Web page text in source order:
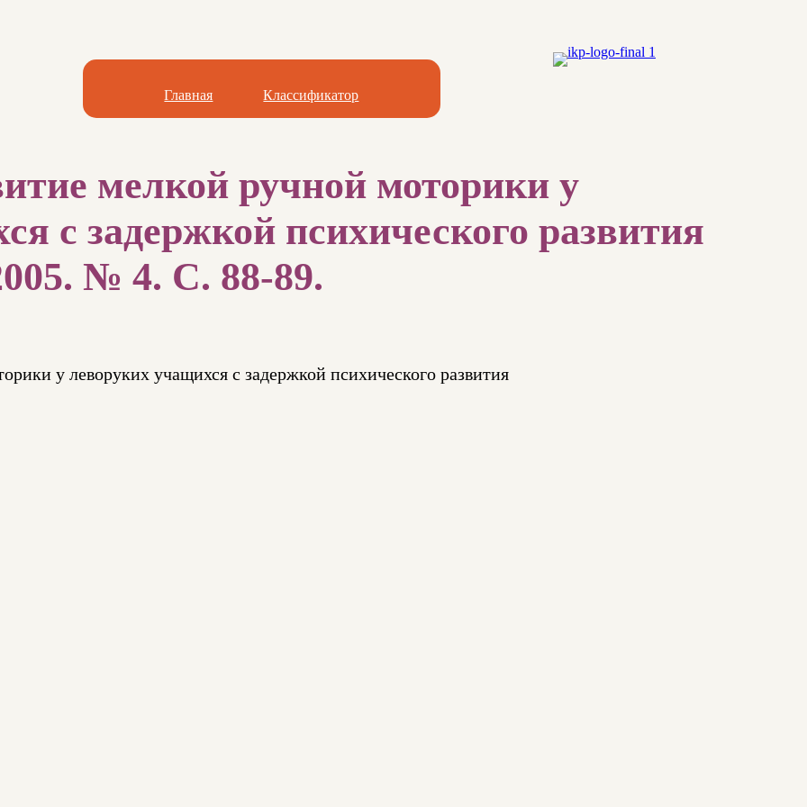
Главная Классификатор
мелкой ручной моторики у
с задержкой психического развития
№ 4. С. 88-89.
у леворуких учащихся с задержкой психического развития